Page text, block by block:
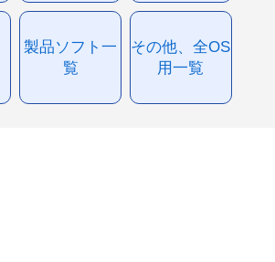
製品ソフト一
覧
その他、全OS
用一覧